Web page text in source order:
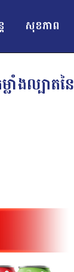
សុខភាព
ាំងល្បាតនៃ